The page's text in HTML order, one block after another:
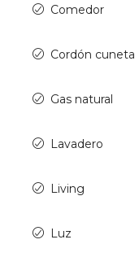
Comedor
Cordón cuneta
Gas natural
Lavadero
Living
Luz